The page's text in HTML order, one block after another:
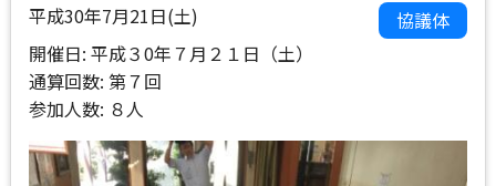
平成30年7月21日(土)
協議体
開催日: 平成３0年７月２１日（土）
通算回数: 第７回
参加人数: ８人